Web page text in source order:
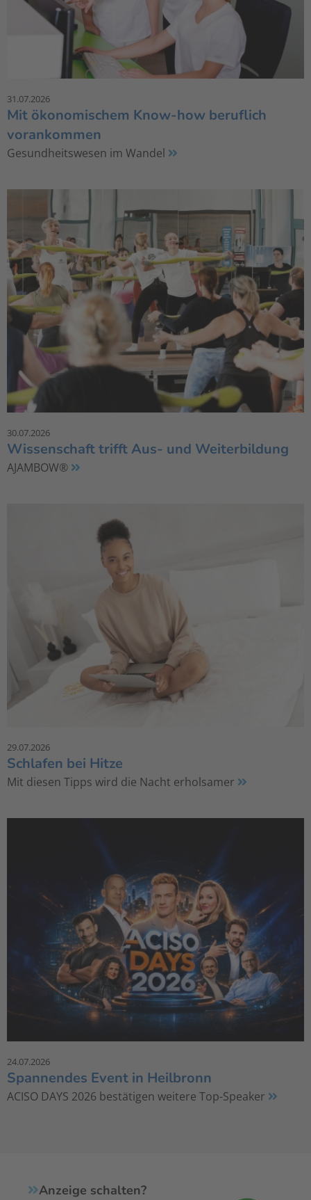
31.07.2026
Mit ökonomischem Know-how beruflich
vorankommen
Gesundheitswesen im Wandel
30.07.2026
Wissenschaft trifft Aus- und Weiterbildung
AJAMBOW®
29.07.2026
Schlafen bei Hitze
Mit diesen Tipps wird die Nacht erholsamer
24.07.2026
Spannendes Event in Heilbronn
ACISO DAYS 2026 bestätigen weitere Top-Speaker
Anzeige schalten?